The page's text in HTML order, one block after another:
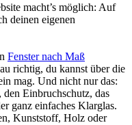
macht’s möglich: Auf
deinen eigenen
Fenster nach Maß
richtig, du kannst über die
mag. Und nicht nur das:
Einbruchschutz, das
ganz einfaches Klarglas.
Kunststoff, Holz oder